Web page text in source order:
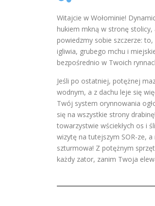
Witajcie w Wołominie!
hukiem mkną w stronę
powiedzmy sobie szczerze:
igliwia, grubego mchu i
bezpośrednio w Twoich
Jeśli po ostatniej, potężnej
wodnym, a z dachu leje się
Twój system orynnowania
się na wszystkie strony drabinę!
towarzystwie wściekłych os i
wizytę na tutejszym SOR-ze,
szturmowa! Z potężnym
każdy zator, zanim Twoja